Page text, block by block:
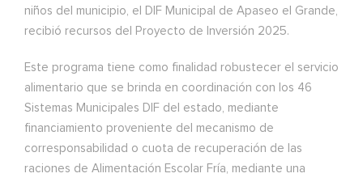
niños del municipio, el DIF Municipal de Apaseo el Grande,
recibió recursos del Proyecto de Inversión 2025.
Este programa tiene como finalidad robustecer el servicio
alimentario que se brinda en coordinación con los 46
Sistemas Municipales DIF del estado, mediante
financiamiento proveniente del mecanismo de
corresponsabilidad o cuota de recuperación de las
raciones de Alimentación Escolar Fría, mediante una